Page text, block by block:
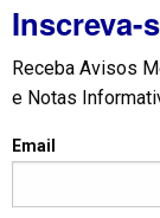
Inscreva-
Receba Avisos
e Notas
Email